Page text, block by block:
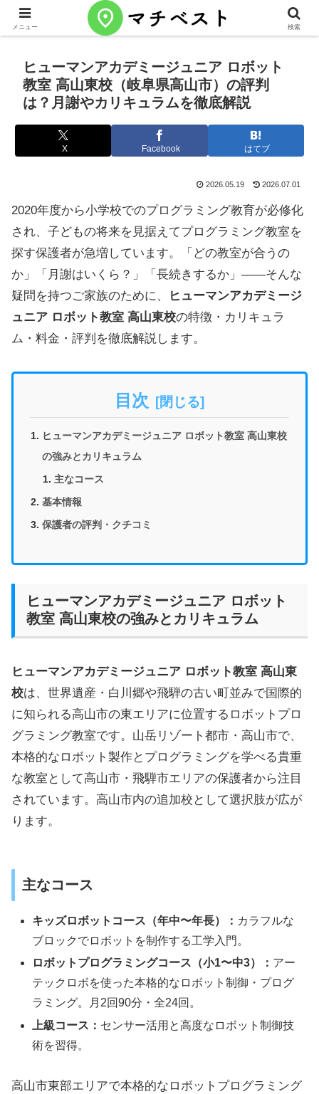
ヒューマンアカデミージュニア ロボット
教室 高山東校（岐阜県高山市）の評判
は？月謝やカリキュラムを徹底解説
X Facebook はてブ
2026.05.19 2026.07.01
2020年度から小学校でのプログラミング教育が必修化
され、子どもの将来を見据えてプログラミング教室を
探す保護者が急増しています。「どの教室が合うの
か」「月謝はいくら？」「長続きするか」——そんな
疑問を持つご家族のために、
ヒューマンアカデミージ
ュニア ロボット教室 高山東校の特徴・カリキュラ
ム・料金・評判を徹底解説します。
目次
ヒューマンアカデミージュニア ロボット教室 高山東校
の強みとカリキュラム
主なコース
基本情報
保護者の評判・クチコミ
ヒューマンアカデミージュニア ロボット
教室 高山東校の強みとカリキュラム
ヒューマンアカデミージュニア ロボット教室 高山東
校は、世界遺産・白川郷や飛騨の古い町並みで国際的
に知られる高山市の東エリアに位置するロボットプロ
グラミング教室です。山岳リゾート都市・高山市で、
本格的なロボット製作とプログラミングを学べる貴重
な教室として高山市・飛騨市エリアの保護者から注目
されています。高山市内の追加校として選択肢が広が
ります。
主なコース
キッズロボットコース（年中〜年長）： カラフルな
ブロックでロボットを制作する工学入門。
ロボットプログラミングコース（小1〜中3）： アー
テックロボを使った本格的なロボット制御・プログ
ラミング。月2回90分・全24回。
上級コース： センサー活用と高度なロボット制御技
術を習得。
高山市東部エリアで本格的なロボットプログラミング
メニュー 検索